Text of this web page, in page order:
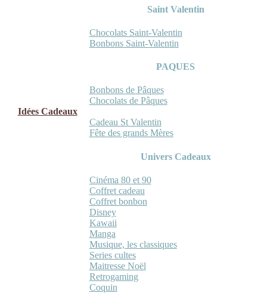
Saint Valentin
Chocolats Saint-Valentin
Bonbons Saint-Valentin
PAQUES
Bonbons de Pâques
Chocolats de Pâques
Idées Cadeaux
Cadeau St Valentin
Fête des grands Mères
Univers Cadeaux
Cinéma 80 et 90
Coffret cadeau
Coffret bonbon
Disney
Kawaii
Manga
Musique, les classiques
Series cultes
Maitresse Noël
Retrogaming
Coquin